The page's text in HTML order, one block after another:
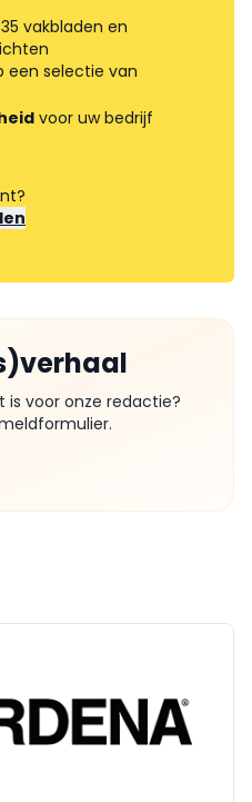
vakbladen en
een selectie van
voor uw bedrijf
is voor onze redactie?